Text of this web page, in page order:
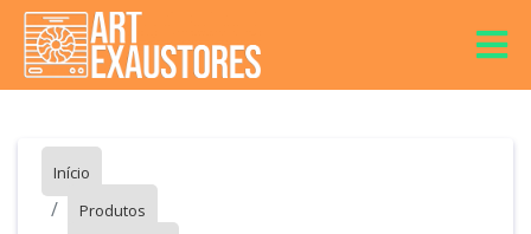
Início
Produtos